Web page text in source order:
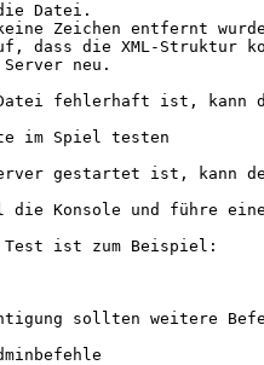
Datei.
Zeichen entfernt
dass die XML-Struktur
neu.
Datei fehlerhaft ist, kann
im Spiel testen
gestartet ist, kann
die Konsole und führe
ist zum Beispiel:
sollten weitere